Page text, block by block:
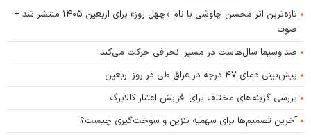
تازه‌ترین اثر محسن چاوشی با نام «چهل روز» برای اربعین ۱۴۰۵ منتشر شد +
صوت
صداوسیما سال‌هاست در مسیر انحرافی حرکت می‌کند
پیش‌بینی دمای ۴۷ درجه در عراق طی در روز اربعین
بررسی گزینه‌های مختلف برای افزایش اعتبار کالابرگ
آخرین تصمیم‌ها برای سهمیه بنزین و سوخت‌گیری چیست؟